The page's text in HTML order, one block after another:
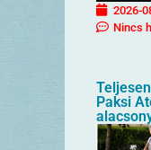
2026-
Nincs
Paksi